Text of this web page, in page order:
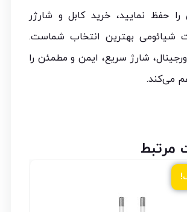
را حفظ نمایید، خرید کابل و شارژر
120 وات شیائومی بهترین انتخاب شماست.
شارژ سریع، ایمن و مطمئن را
می‌کند.
مرتبط